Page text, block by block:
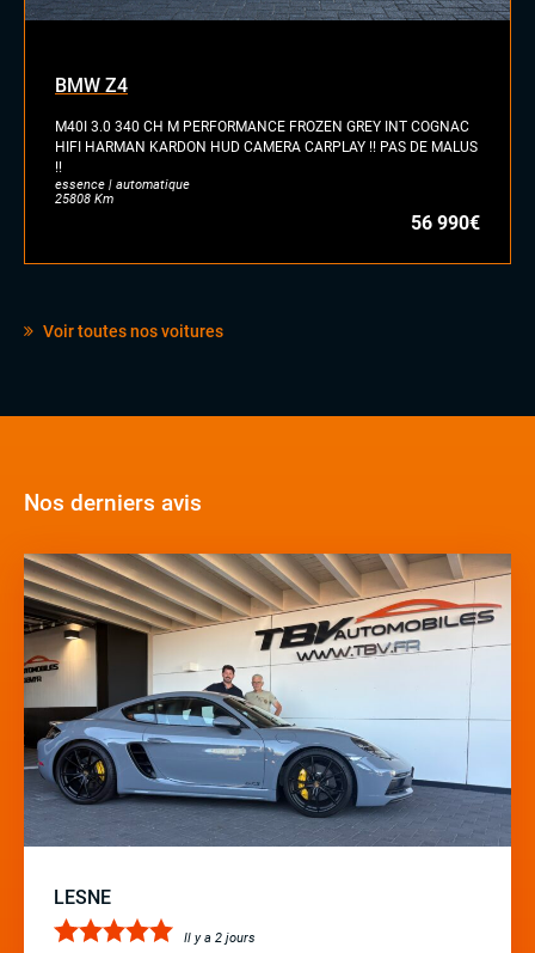
Eclairage d'ambiance
Rétroviseurs électriques
Sièges sport
Vitres électriques
Volant sport
BMW Z4
M40I 3.0 340 CH M PERFORMANCE FROZEN GREY INT COGNAC
HIFI HARMAN KARDON HUD CAMERA CARPLAY !! PAS DE MALUS
!!
essence | automatique
25808 Km
56 990€
Voir toutes nos voitures
Nos derniers avis
LESNE
Il y a 2 jours